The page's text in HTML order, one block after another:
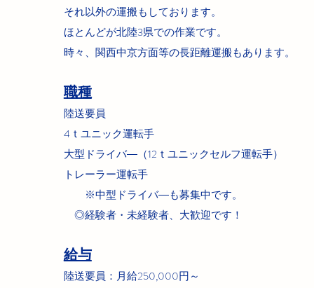
それ以外の運搬もしております。
ほとんどが北陸3県での作業です。
時々、関西中京方面等の長距離運搬もあります。
職種
陸送要員
4ｔユニック運転手
大型ドライバ―（12ｔユニックセルフ運転手）
トレーラー運転手
※中型ドライバ―も募集中です。
◎経験者・未経験者、大歓迎です！
給与
陸送要員：月給250,000円～